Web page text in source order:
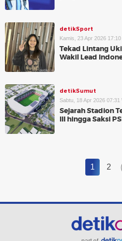
detikSport
Kamis, 23 Apr 2026 17:10
Tekad Lintang
Wakil Lead
detikSumut
Sabtu, 18 Apr 2026 07:31
Sejarah Stadion
III hingga Saksi
1 2